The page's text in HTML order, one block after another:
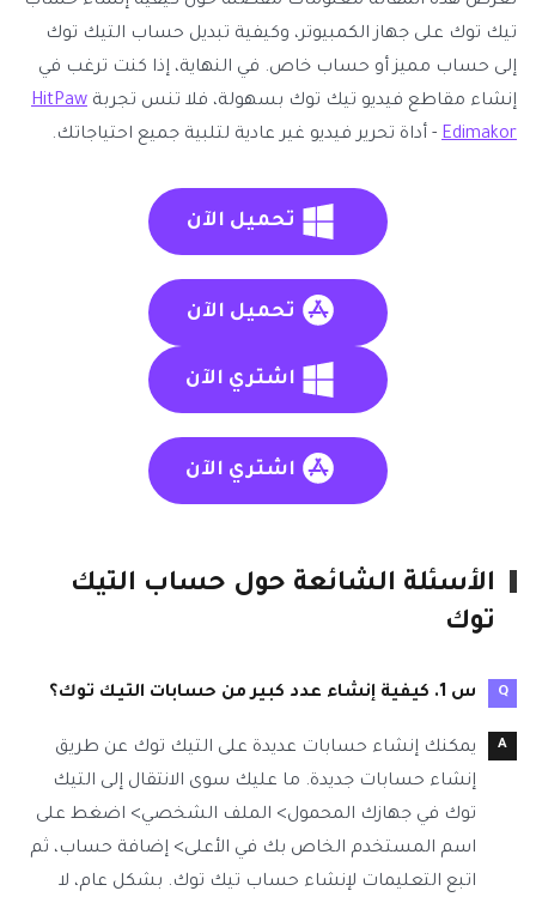
تيك توك على جهاز الكمبيوتر، وكيفية تبديل حساب التيك توك
إلى حساب مميز أو حساب خاص. في النهاية، إذا كنت ترغب في
إنشاء مقاطع فيديو تيك توك بسهولة، فلا تنس تجربة HitPaw
Edimakor - أداة تحرير فيديو غير عادية لتلبية جميع احتياجاتك.
تحميل الآن
تحميل الآن
اشتري الآن
اشتري الآن
الأسئلة الشائعة حول حساب التيك
توك
س 1. كيفية إنشاء عدد كبير من حسابات التيك توك؟
يمكنك إنشاء حسابات عديدة على التيك توك عن طريق
إنشاء حسابات جديدة. ما عليك سوى الانتقال إلى التيك
توك في جهازك المحمول> الملف الشخصي> اضغط على
اسم المستخدم الخاص بك في الأعلى> إضافة حساب، ثم
اتبع التعليمات لإنشاء حساب تيك توك. بشكل عام، لا